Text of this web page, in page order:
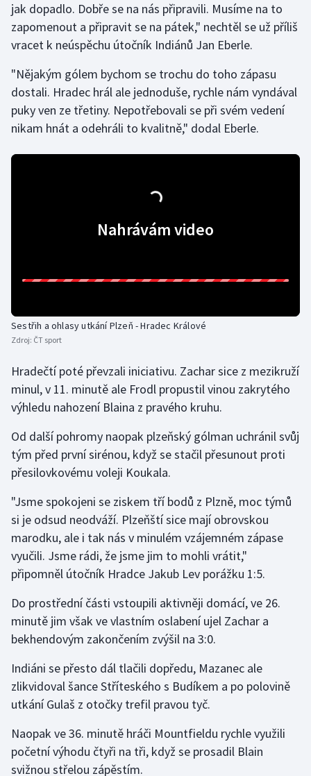
Krasobruslení
Lezení
Lyže a snowboard
Moderní pětiboj
Rychlobruslení
Rychlostní kanoistika
Short track
Sportovní střelba
Stolní tenis
Triatlon
Veslování
Vodní slalom
Volejbal
Ostatní
jak dopadlo. Dobře se na nás připravili. Musíme na to
zapomenout a připravit se na pátek," nechtěl se už příliš
vracet k neúspěchu útočník Indiánů Jan Eberle.
"Nějakým gólem bychom se trochu do toho zápasu
dostali. Hradec hrál ale jednoduše, rychle nám vyndával
puky ven ze třetiny. Nepotřebovali se při svém vedení
nikam hnát a odehráli to kvalitně," dodal Eberle.
Nahrávám video
Sestřih a ohlasy utkání Plzeň - Hradec Králové
Zdroj: ČT sport
Hradečtí poté převzali iniciativu. Zachar sice z mezikruží
minul, v 11. minutě ale Frodl propustil vinou zakrytého
výhledu nahození Blaina z pravého kruhu.
Od další pohromy naopak plzeňský gólman uchránil svůj
tým před první sirénou, když se stačil přesunout proti
přesilovkovému voleji Koukala.
"Jsme spokojeni se ziskem tří bodů z Plzně, moc týmů
si je odsud neodváží. Plzeňští sice mají obrovskou
marodku, ale i tak nás v minulém vzájemném zápase
vyučili. Jsme rádi, že jsme jim to mohli vrátit,"
připomněl útočník Hradce Jakub Lev porážku 1:5.
Do prostřední části vstoupili aktivněji domácí, ve 26.
minutě jim však ve vlastním oslabení ujel Zachar a
bekhendovým zakončením zvýšil na 3:0.
Indiáni se přesto dál tlačili dopředu, Mazanec ale
zlikvidoval šance Stříteského s Budíkem a po polovině
utkání Gulaš z otočky trefil pravou tyč.
Naopak ve 36. minutě hráči Mountfieldu rychle využili
početní výhodu čtyři na tři, když se prosadil Blain
svižnou střelou zápěstím.